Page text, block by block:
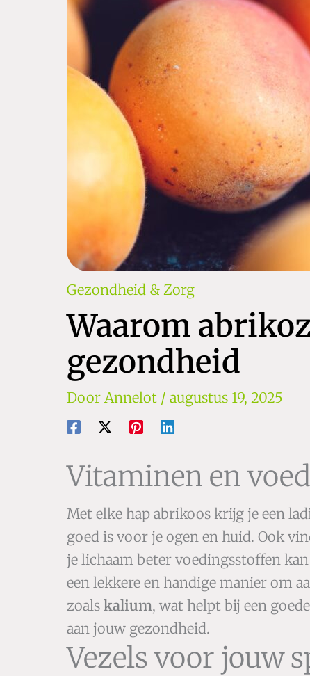
Gezondheid & Zorg
Waarom
gezondheid
Door Annelot / augustus 19, 2025
Vitaminen en
Met elke hap abrikoos krijg je een
goed is voor je ogen en huid. Ook
je lichaam beter voedingsstoffen
een lekkere en handige manier om
zoals kalium, wat helpt bij een
aan jouw gezondheid.
Vezels voor jouw